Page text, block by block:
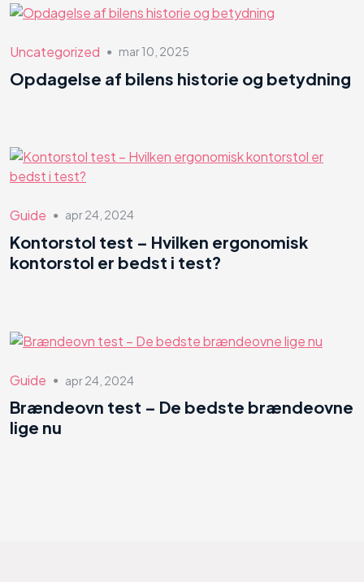
Uncategorized ● mar 10, 2025
Opdagelse af bilens historie og betydning
Guide ● apr 24, 2024
Kontorstol test – Hvilken ergonomisk
kontorstol er bedst i test?
Guide ● apr 24, 2024
Brændeovn test – De bedste brændeovne
lige nu